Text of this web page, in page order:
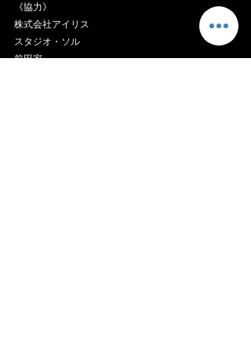
《協力》
株式会社アイリス
スタジオ・ソル
前田家